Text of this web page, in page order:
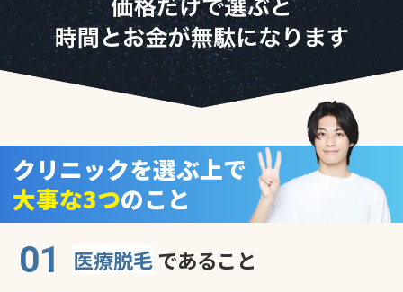
クリニックを選ぶ上で
大事な3つのこと
01 医療脱毛であること